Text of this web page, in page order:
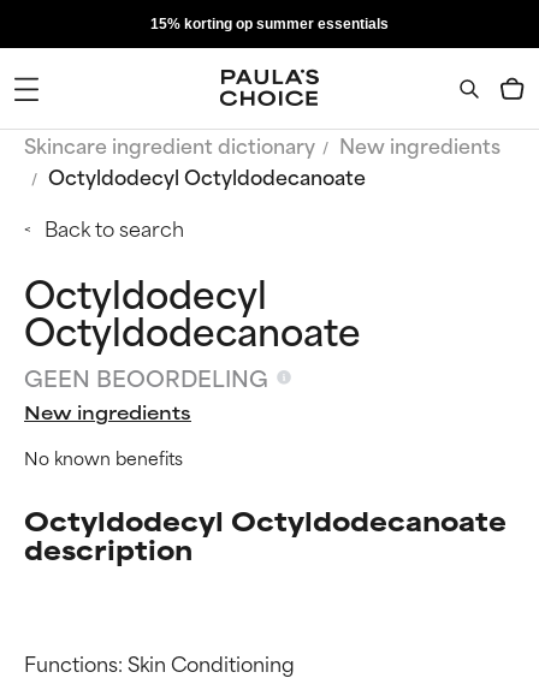
15% korting op summer essentials
Skincare ingredient dictionary
New ingredients
Octyldodecyl Octyldodecanoate
Back to search
Octyldodecyl
Octyldodecanoate
GEEN BEOORDELING
New ingredients
No known benefits
Octyldodecyl Octyldodecanoate
description
Functions: Skin Conditioning